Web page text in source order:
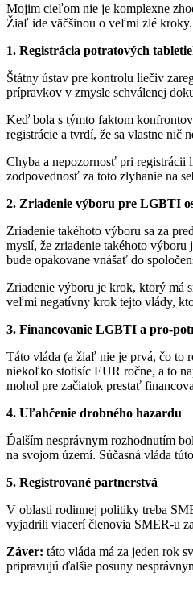
Mojim cieľom nie je komplexne
Žiaľ ide väčšinou o veľmi zlé kroky.
1. Registrácia potratových
Štátny ústav pre kontrolu liečiv
prípravkov v zmysle schválenej
Keď bola s týmto faktom
registrácie a tvrdí, že sa vlastne nič
Chyba a nepozornosť pri registrácii
zodpovednosť za toto zlyhanie na
2. Zriadenie výboru pre LGBTI
Zriadenie takéhoto výboru sa za
myslí, že zriadenie takéhoto
bude opakovane vnášať do
Zriadenie výboru je krok, ktorý má
veľmi negatívny krok tejto vlády,
3. Financovanie LGBTI a pro-
Táto vláda (a žiaľ nie je prvá, čo to
niekoľko stotisíc EUR ročne, a to
mohol pre začiatok prestať
4. Uľahčenie drobného hazardu
Ďalším nesprávnym rozhodnutím
na svojom území. Súčasná vláda
5. Registrované partnerstvá
V oblasti rodinnej politiky treba
vyjadrili viacerí členovia SMER-u
Záver: táto vláda má za jeden rok
pripravujú ďalšie posuny